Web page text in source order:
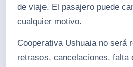
de viaje. El pasajero puede
cualquier motivo.
Cooperativa Ushuaia no será
retrasos, cancelaciones, falta